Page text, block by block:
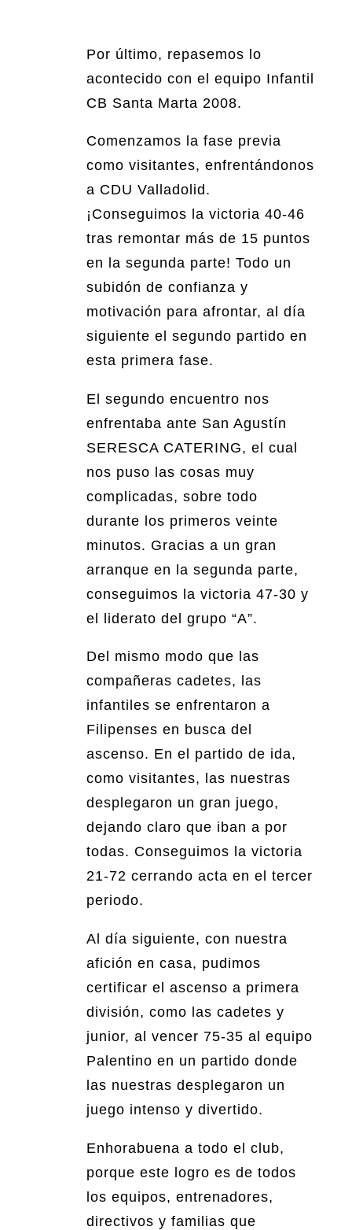
Por último, repasemos lo
acontecido con el equipo Infantil
CB Santa Marta 2008.
Comenzamos la fase previa
como visitantes, enfrentándonos
a CDU Valladolid.
¡Conseguimos la victoria 40-46
tras remontar más de 15 puntos
en la segunda parte! Todo un
subidón de confianza y
motivación para afrontar, al día
siguiente el segundo partido en
esta primera fase.
El segundo encuentro nos
enfrentaba ante San Agustín
SERESCA CATERING, el cual
nos puso las cosas muy
complicadas, sobre todo
durante los primeros veinte
minutos. Gracias a un gran
arranque en la segunda parte,
conseguimos la victoria 47-30 y
el liderato del grupo “A”.
Del mismo modo que las
compañeras cadetes, las
infantiles se enfrentaron a
Filipenses en busca del
ascenso. En el partido de ida,
como visitantes, las nuestras
desplegaron un gran juego,
dejando claro que iban a por
todas. Conseguimos la victoria
21-72 cerrando acta en el tercer
periodo.
Al día siguiente, con nuestra
afición en casa, pudimos
certificar el ascenso a primera
división, como las cadetes y
junior, al vencer 75-35 al equipo
Palentino en un partido donde
las nuestras desplegaron un
juego intenso y divertido.
Enhorabuena a todo el club,
porque este logro es de todos
los equipos, entrenadores,
directivos y familias que